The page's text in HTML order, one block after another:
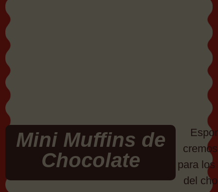
Mini Muffins de
Chocolate
para
del